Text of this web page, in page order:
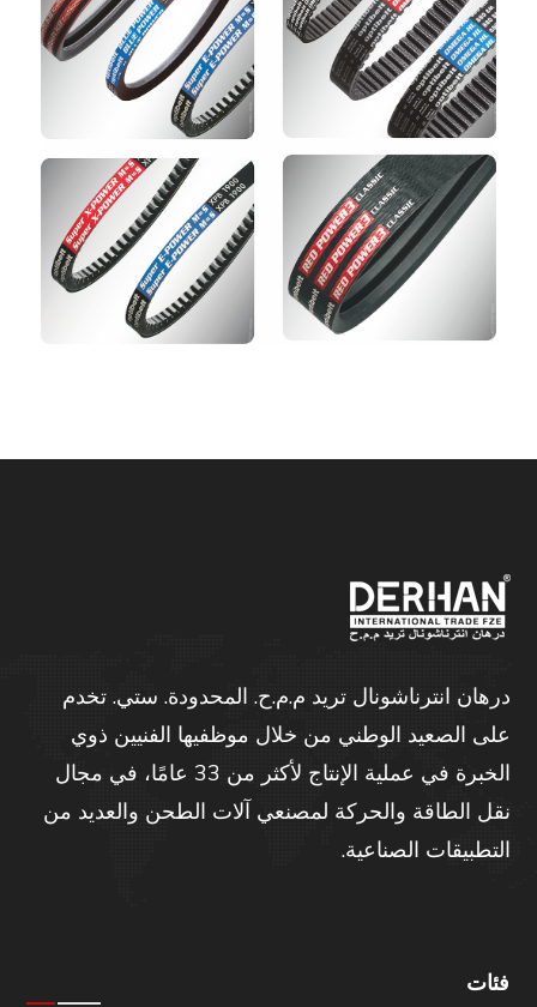
درهان انترناشونال تريد م.م.ح. المحدودة. ستي. تخدم
على الصعيد الوطني من خلال موظفيها الفنيين ذوي
الخبرة في عملية الإنتاج لأكثر من 33 عامًا، في مجال
نقل الطاقة والحركة لمصنعي آلات الطحن والعديد من
التطبيقات الصناعية.
فئات